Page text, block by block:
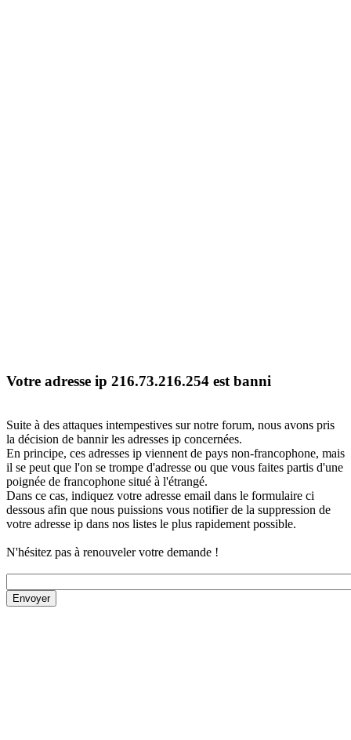
Votre adresse ip 216.73.216.254 est banni
Suite à des attaques intempestives sur notre forum, nous avons pris
la décision de bannir les adresses ip concernées.
En principe, ces adresses ip viennent de pays non-francophone, mais
il se peut que l'on se trompe d'adresse ou que vous faites partis d'une
poignée de francophone situé à l'étrangé.
Dans ce cas, indiquez votre adresse email dans le formulaire ci
dessous afin que nous puissions vous notifier de la suppression de
votre adresse ip dans nos listes le plus rapidement possible.
N'hésitez pas à renouveler votre demande !